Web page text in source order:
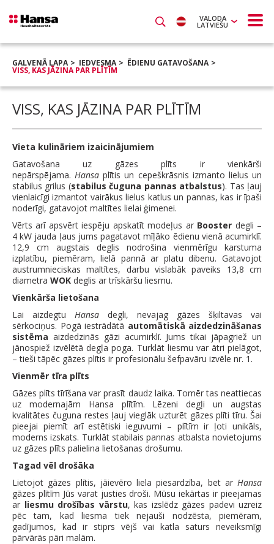
VALODA
LATVIEŠU
GALVENĀ LAPA IEDVESMA ĒDIENU GATAVOŠANA
VISS, KAS JĀZINA PAR PLĪTĪM
VISS, KAS JĀZINA PAR PLĪTĪM
Vieta kulināriem izaicinājumiem
Gatavošana uz gāzes plīts ir vienkārši
nepārspējama.Hansa plītis un cepeškrāsnis izmanto lielus un
stabilus grilus (stabilus čuguna pannas atbalstus). Tas ļauj
vienlaicīgi izmantot vairākus lielus katlus un pannas, kas ir īpaši
noderīgi, gatavojot maltītes lielai ģimenei.
Vērts arī apsvērt iespēju apskatīt modeļus ar Booster degli –
4 kW jauda ļaus jums pagatavot mīļāko ēdienu vienā acumirklī.
12,9 cm augstais deglis nodrošina vienmērīgu karstuma
izplatību, piemēram, lielā pannā ar platu dibenu. Gatavojot
austrumnieciskas maltītes, darbu vislabāk paveiks 13,8 cm
diametra WOK deglis ar trīskāršu liesmu.
Vienkārša lietošana
Lai aizdegtu Hansa degli, nevajag gāzes šķiltavas vai
sērkociņus. Pogā iestrādātā automātiskā aizdedzināšanas
sistēma aizdedzinās gāzi acumirklī. Jums tikai jāpagriež un
jānospiež izvēlētā degļa poga. Turklāt liesmu var ātri pielāgot,
– tieši tāpēc gāzes plītis ir profesionālu šefpavāru izvēle nr. 1.
Vienmēr tīra plīts
Gāzes plīts tīrīšana var prasīt daudz laika. Tomēr tas neattiecas
uz modernajām Hansa plītīm. Lēzeni degļi un augstas
kvalitātes čuguna restes ļauj vieglāk uzturēt gāzes plīti tīru. Šai
pieejai piemīt arī estētiski ieguvumi – plītīm ir ļoti unikāls,
moderns izskats. Turklāt stabilais pannas atbalsta novietojums
uz gāzes plīts palielina lietošanas drošumu.
Tagad vēl drošāka
Lietojot gāzes plītis, jāievēro liela piesardzība, bet ar Hansa
gāzes plītīm Jūs varat justies droši. Mūsu iekārtas ir pieejamas
ar liesmu drošības vārstu, kas izslēdz gāzes padevi uzreiz
pēc tam, kad liesma tiek nejauši nodzēsta, piemēram,
gadījumos, kad ir stiprs vējš vai katla saturs neveiksmīgi
pārvārās pāri malām.